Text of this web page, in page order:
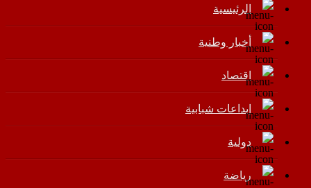
الرئيسية
أخبار وطنية
اقتصاد
إبداعات شبابية
دولية
رياضة